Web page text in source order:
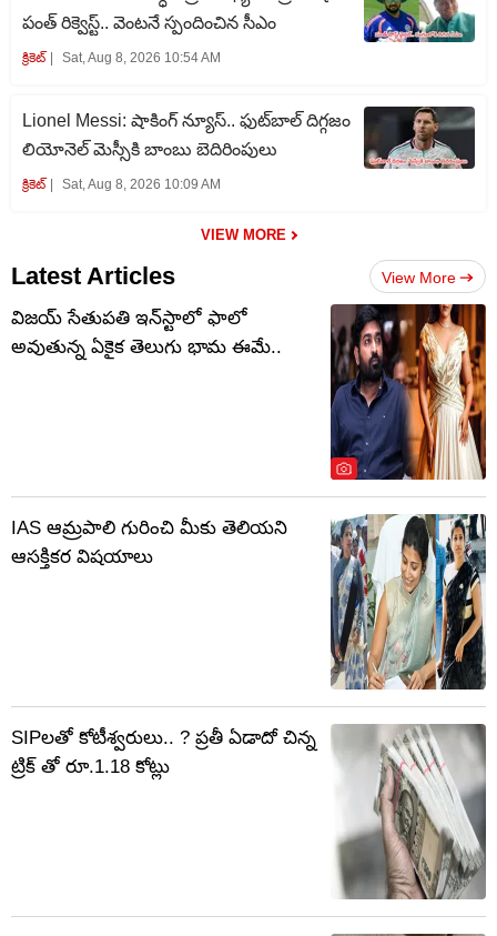
పంత్ రిక్వెస్ట్.. వెంటనే స్పందించిన సీఎం
క్రికెట్‌ Sat, Aug 8, 2026 10:54 AM
Lionel Messi: షాకింగ్ న్యూస్.. ఫుట్‌బాల్ దిగ్గజం
లియోనెల్ మెస్సీకి బాంబు బెదిరింపులు
క్రికెట్‌ Sat, Aug 8, 2026 10:09 AM
VIEW MORE
Latest Articles View More
విజయ్ సేతుపతి ఇన్‌స్టాలో ఫాలో
అవుతున్న ఏకైక తెలుగు భామ ఈమే..
IAS ఆమ్రపాలి గురించి మీకు తెలియని
ఆసక్తికర విషయాలు
SIPలతో కోటీశ్వరులు.. ? ప్రతీ ఏడాదో చిన్న
ట్రిక్ తో రూ.1.18 కోట్లు